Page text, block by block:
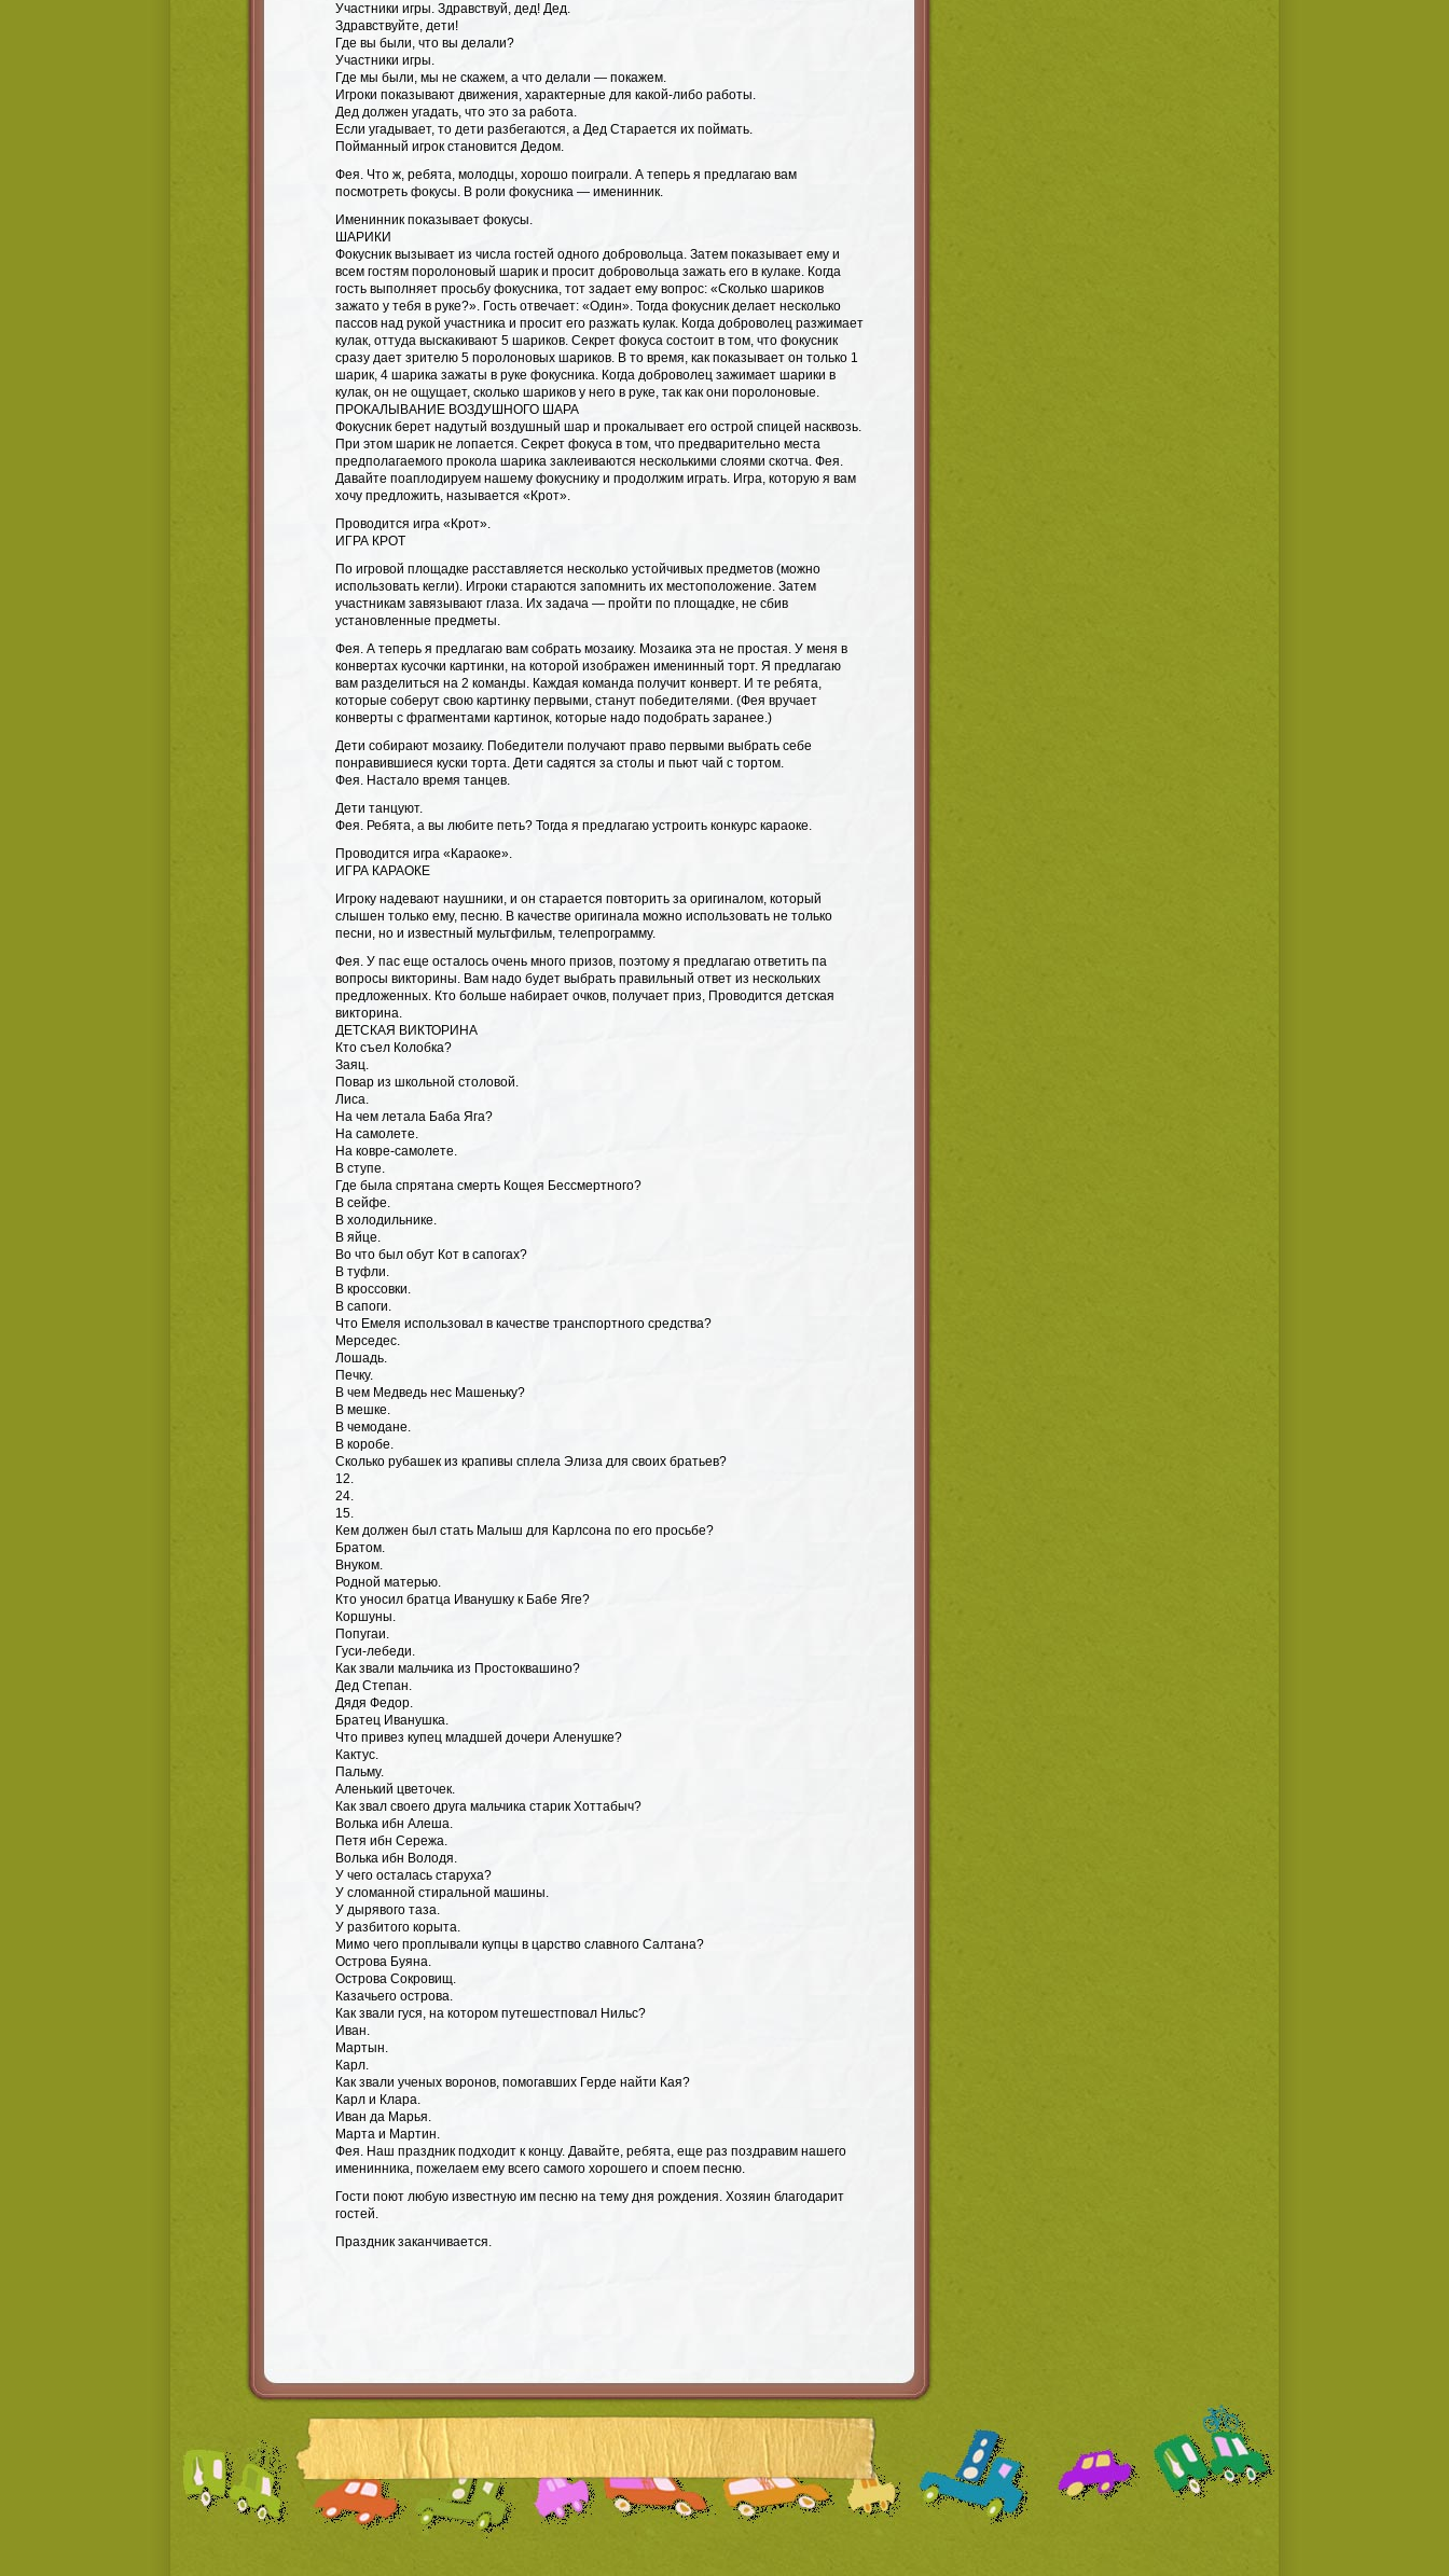
Участники игры. Здравствуй, дед! Дед.
Здравствуйте, дети!
Где вы были, что вы делали?
Участники игры.
Где мы были, мы не скажем, а что делали — покажем.
Игроки показывают движения, характерные для какой-либо работы.
Дед должен угадать, что это за работа.
Если угадывает, то дети разбегаются, а Дед Старается их поймать.
Пойманный игрок становится Дедом.
Фея. Что ж, ребята, молодцы, хорошо поиграли. А теперь я предлагаю вам
посмотреть фокусы. В роли фокусника — именинник.
Именинник показывает фокусы.
ШАРИКИ
Фокусник вызывает из числа гостей одного добровольца. Затем показывает ему и
всем гостям поролоновый шарик и просит добровольца зажать его в кулаке. Когда
гость выполняет просьбу фокусника, тот задает ему вопрос: «Сколько шариков
зажато у тебя в руке?». Гость отвечает: «Один». Тогда фокусник делает несколько
пассов над рукой участника и просит его разжать кулак. Когда доброволец разжимает
кулак, оттуда выскакивают 5 шариков. Секрет фокуса состоит в том, что фокусник
сразу дает зрителю 5 поролоновых шариков. В то время, как показывает он только 1
шарик, 4 шарика зажаты в руке фокусника. Когда доброволец зажимает шарики в
кулак, он не ощущает, сколько шариков у него в руке, так как они поролоновые.
ПРОКАЛЫВАНИЕ ВОЗДУШНОГО ШАРА
Фокусник берет надутый воздушный шар и прокалывает его острой спицей насквозь.
При этом шарик не лопается. Секрет фокуса в том, что предварительно места
предполагаемого прокола шарика заклеиваются несколькими слоями скотча. Фея.
Давайте поаплодируем нашему фокуснику и продолжим играть. Игра, которую я вам
хочу предложить, называется «Крот».
Проводится игра «Крот».
ИГРА КРОТ
По игровой площадке расставляется несколько устойчивых предметов (можно
использовать кегли). Игроки стараются запомнить их местоположение. Затем
участникам завязывают глаза. Их задача — пройти по площадке, не сбив
установленные предметы.
Фея. А теперь я предлагаю вам собрать мозаику. Мозаика эта не простая. У меня в
конвертах кусочки картинки, на которой изображен именинный торт. Я предлагаю
вам разделиться на 2 команды. Каждая команда получит конверт. И те ребята,
которые соберут свою картинку первыми, станут победителями. (Фея вручает
конверты с фрагментами картинок, которые надо подобрать заранее.)
Дети собирают мозаику. Победители получают право первыми выбрать себе
понравившиеся куски торта. Дети садятся за столы и пьют чай с тортом.
Фея. Настало время танцев.
Дети танцуют.
Фея. Ребята, а вы любите петь? Тогда я предлагаю устроить конкурс караоке.
Проводится игра «Караоке».
ИГРА КАРАОКЕ
Игроку надевают наушники, и он старается повторить за оригиналом, который
слышен только ему, песню. В качестве оригинала можно использовать не только
песни, но и известный мультфильм, телепрограмму.
Фея. У пас еще осталось очень много призов, поэтому я предлагаю ответить па
вопросы викторины. Вам надо будет выбрать правильный ответ из нескольких
предложенных. Кто больше набирает очков, получает приз, Проводится детская
викторина.
ДЕТСКАЯ ВИКТОРИНА
Кто съел Колобка?
Заяц.
Повар из школьной столовой.
Лиса.
На чем летала Баба Яга?
На самолете.
На ковре-самолете.
В ступе.
Где была спрятана смерть Кощея Бессмертного?
В сейфе.
В холодильнике.
В яйце.
Во что был обут Кот в сапогах?
В туфли.
В кроссовки.
В сапоги.
Что Емеля использовал в качестве транспортного средства?
Мерседес.
Лошадь.
Печку.
В чем Медведь нес Машеньку?
В мешке.
В чемодане.
В коробе.
Сколько рубашек из крапивы сплела Элиза для своих братьев?
12.
24.
15.
Кем должен был стать Малыш для Карлсона по его просьбе?
Братом.
Внуком.
Родной матерью.
Кто уносил братца Иванушку к Бабе Яге?
Коршуны.
Попугаи.
Гуси-лебеди.
Как звали мальчика из Простоквашино?
Дед Степан.
Дядя Федор.
Братец Иванушка.
Что привез купец младшей дочери Аленушке?
Кактус.
Пальму.
Аленький цветочек.
Как звал своего друга мальчика старик Хоттабыч?
Волька ибн Алеша.
Петя ибн Сережа.
Волька ибн Володя.
У чего осталась старуха?
У сломанной стиральной машины.
У дырявого таза.
У разбитого корыта.
Мимо чего проплывали купцы в царство славного Салтана?
Острова Буяна.
Острова Сокровищ.
Казачьего острова.
Как звали гуся, на котором путешестповал Нильс?
Иван.
Мартын.
Карл.
Как звали ученых воронов, помогавших Герде найти Кая?
Карл и Клара.
Иван да Марья.
Марта и Мартин.
Фея. Наш праздник подходит к концу. Давайте, ребята, еще раз поздравим нашего
именинника, пожелаем ему всего самого хорошего и споем песню.
Гости поют любую известную им песню на тему дня рождения. Хозяин благодарит
гостей.
Праздник заканчивается.